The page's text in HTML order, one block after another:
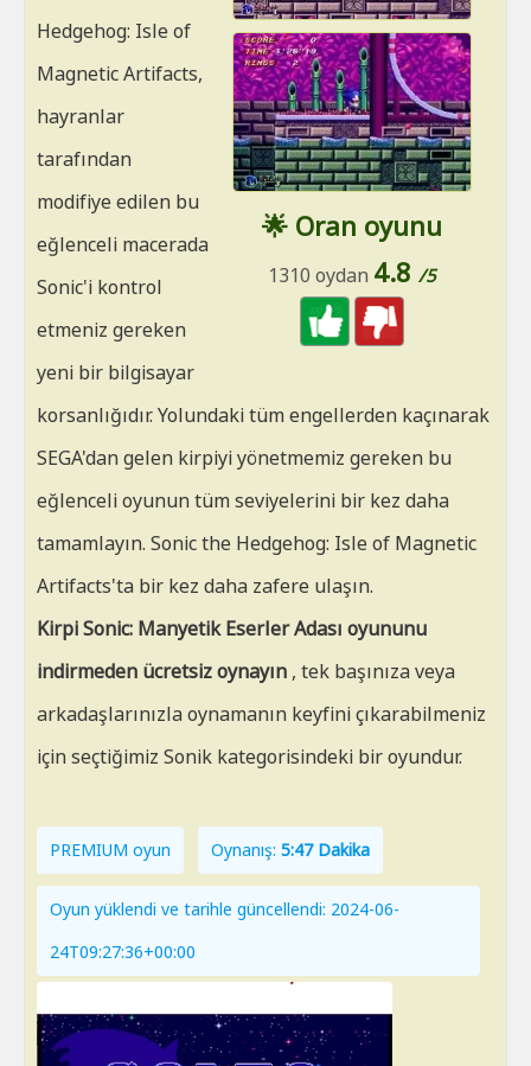
🌟 Oran oyunu
1310 oydan 4.8 /5
Hedgehog: Isle of
Magnetic Artifacts,
hayranlar
tarafından
modifiye edilen bu
eğlenceli macerada
Sonic'i kontrol
etmeniz gereken
yeni bir bilgisayar
korsanlığıdır. Yolundaki tüm engellerden kaçınarak
SEGA'dan gelen kirpiyi yönetmemiz gereken bu
eğlenceli oyunun tüm seviyelerini bir kez daha
tamamlayın. Sonic the Hedgehog: Isle of Magnetic
Artifacts'ta bir kez daha zafere ulaşın.
Kirpi Sonic: Manyetik Eserler Adası oyununu
indirmeden ücretsiz oynayın , tek başınıza veya
arkadaşlarınızla oynamanın keyfini çıkarabilmeniz
için seçtiğimiz Sonik kategorisindeki bir oyundur.
PREMIUM oyun Oynanış: 5:47 Dakika
Oyun yüklendi ve tarihle güncellendi: 2024-06-
24T09:27:36+00:00